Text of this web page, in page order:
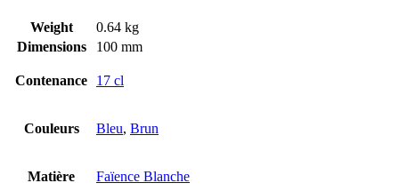
Weight
0.64 kg
Dimensions
100 mm
Contenance 17 cl
Couleurs Bleu, Brun
Matière Faïence Blanche